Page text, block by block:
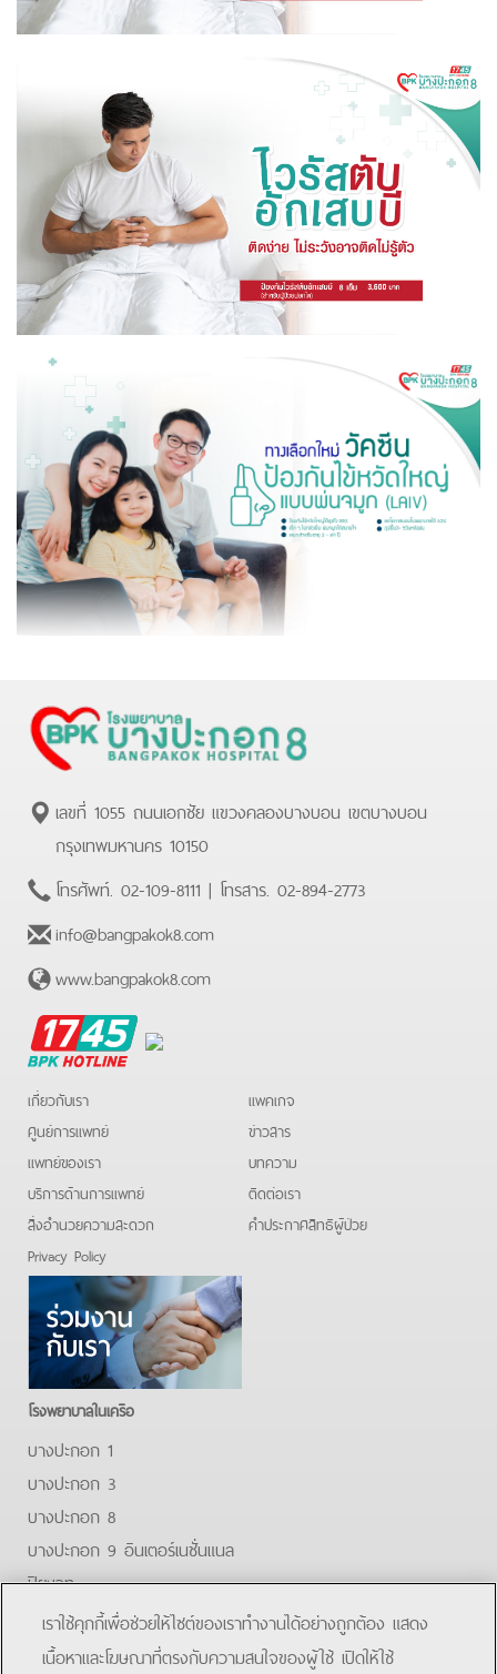
เลขที่ 1055 ถนนเอกชัย แขวงคลองบางบอน เขตบางบอน
กรุงเทพมหานคร 10150
โทรศัพท์. 02-109-8111 | โทรสาร. 02-894-2773
info@bangpakok8.com
www.bangpakok8.com
BPK
Hotline
เกี่ยวกับเรา
ศูนย์การแพทย์
แพทย์ของเรา
บริการด้านการแพทย์
สิ่งอำนวยความสะดวก
Privacy Policy
แพคเกจ
ข่าวสาร
บทความ
ติดต่อเรา
คําประกาศสิทธิผู้ป่วย
โรงพยาบาลในเครือ
บางปะกอก 1
บางปะกอก 3
บางปะกอก 8
บางปะกอก 9 อินเตอร์เนชั่นแนล
ปิยะเวท
บางปะกอก-รังสิต 2
บางปะกอกสมุทรปราการ
เราใช้คุกกี้เพื่อช่วยให้ไซต์ของเราทำงานได้อย่างถูกต้อง แสดง
เนื้อหาและโฆษณาที่ตรงกับความสนใจของผู้ใช้ เปิดให้ใช้